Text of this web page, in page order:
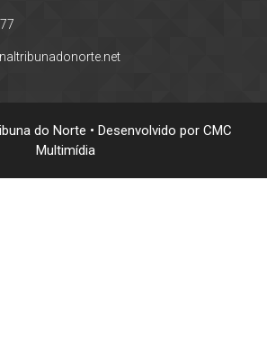
do Norte • Desenvolvido por CMC
Multimídia